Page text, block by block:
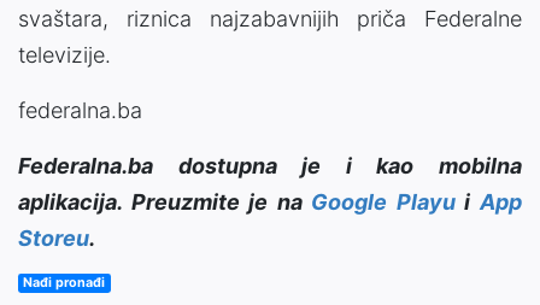
svaštara, riznica najzabavnijih priča Federalne
televizije.
federalna.ba
Federalna.ba dostupna je i kao mobilna
aplikacija. Preuzmite je na Google PlayuiApp
Storeu.
Nađi pronađi